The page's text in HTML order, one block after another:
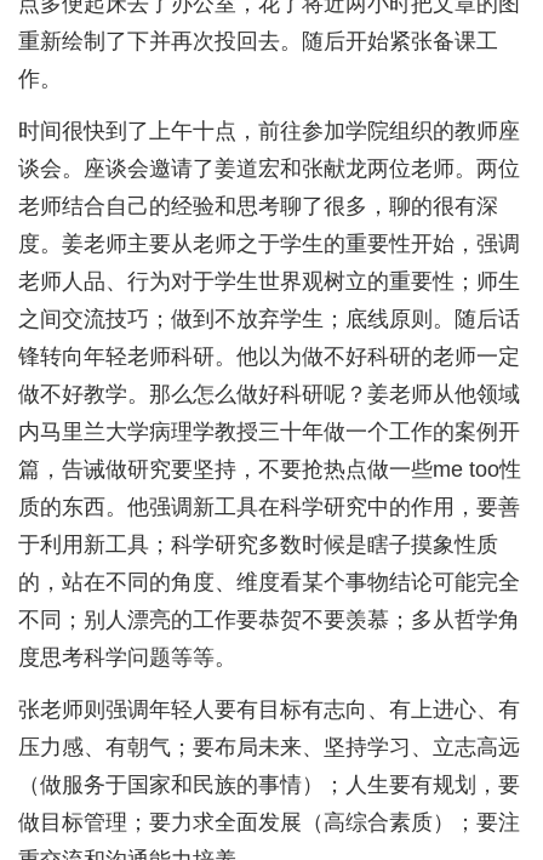
重新绘制了下并再次投回去。随后开始紧张备课工
作。
时间很快到了上午十点，前往参加学院组织的教师座
谈会。座谈会邀请了姜道宏和张献龙两位老师。两位
老师结合自己的经验和思考聊了很多，聊的很有深
度。姜老师主要从老师之于学生的重要性开始，强调
老师人品、行为对于学生世界观树立的重要性；师生
之间交流技巧；做到不放弃学生；底线原则。随后话
锋转向年轻老师科研。他以为做不好科研的老师一定
做不好教学。那么怎么做好科研呢？姜老师从他领域
内马里兰大学病理学教授三十年做一个工作的案例开
篇，告诫做研究要坚持，不要抢热点做一些me too性
质的东西。他强调新工具在科学研究中的作用，要善
于利用新工具；科学研究多数时候是瞎子摸象性质
的，站在不同的角度、维度看某个事物结论可能完全
不同；别人漂亮的工作要恭贺不要羡慕；多从哲学角
度思考科学问题等等。
张老师则强调年轻人要有目标有志向、有上进心、有
压力感、有朝气；要布局未来、坚持学习、立志高远
（做服务于国家和民族的事情）；人生要有规划，要
做目标管理；要力求全面发展（高综合素质）；要注